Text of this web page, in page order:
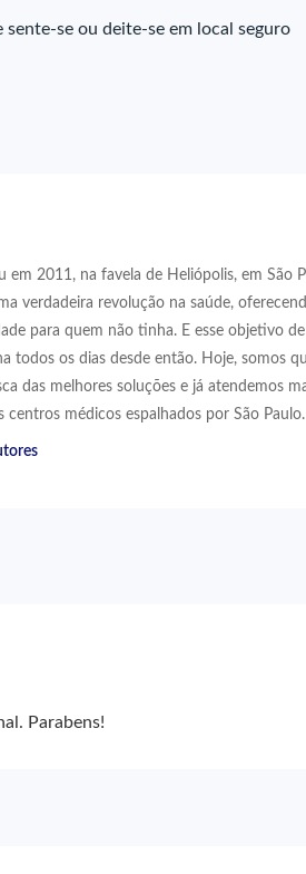
sente-se ou deite-se em local seguro
em 2011, na favela de Heliópolis, em São
verdadeira revolução na saúde,
para quem não tinha. E esse objetivo
todos os dias desde então. Hoje, somos
das melhores soluções e já atendemos
centros médicos espalhados por São Paulo.
Parabens!